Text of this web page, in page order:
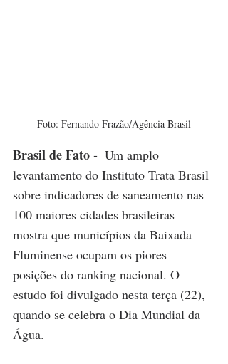
Foto: Fernando Frazão/Agência Brasil
Brasil de Fato - Um amplo
levantamento do Instituto Trata Brasil
sobre indicadores de saneamento nas
100 maiores cidades brasileiras
mostra que municípios da Baixada
Fluminense ocupam os piores
posições do ranking nacional. O
estudo foi divulgado nesta terça (22),
quando se celebra o Dia Mundial da
Água.